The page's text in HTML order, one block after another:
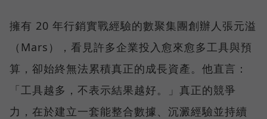
擁有 20 年行銷實戰經驗的數聚集團創辦人張元溢
（Mars），看見許多企業投入愈來愈多工具與預
算，卻始終無法累積真正的成長資產。他直言：
「工具越多，不表示結果越好。」真正的競爭
力，在於建立一套能整合數據、沉澱經驗並持續